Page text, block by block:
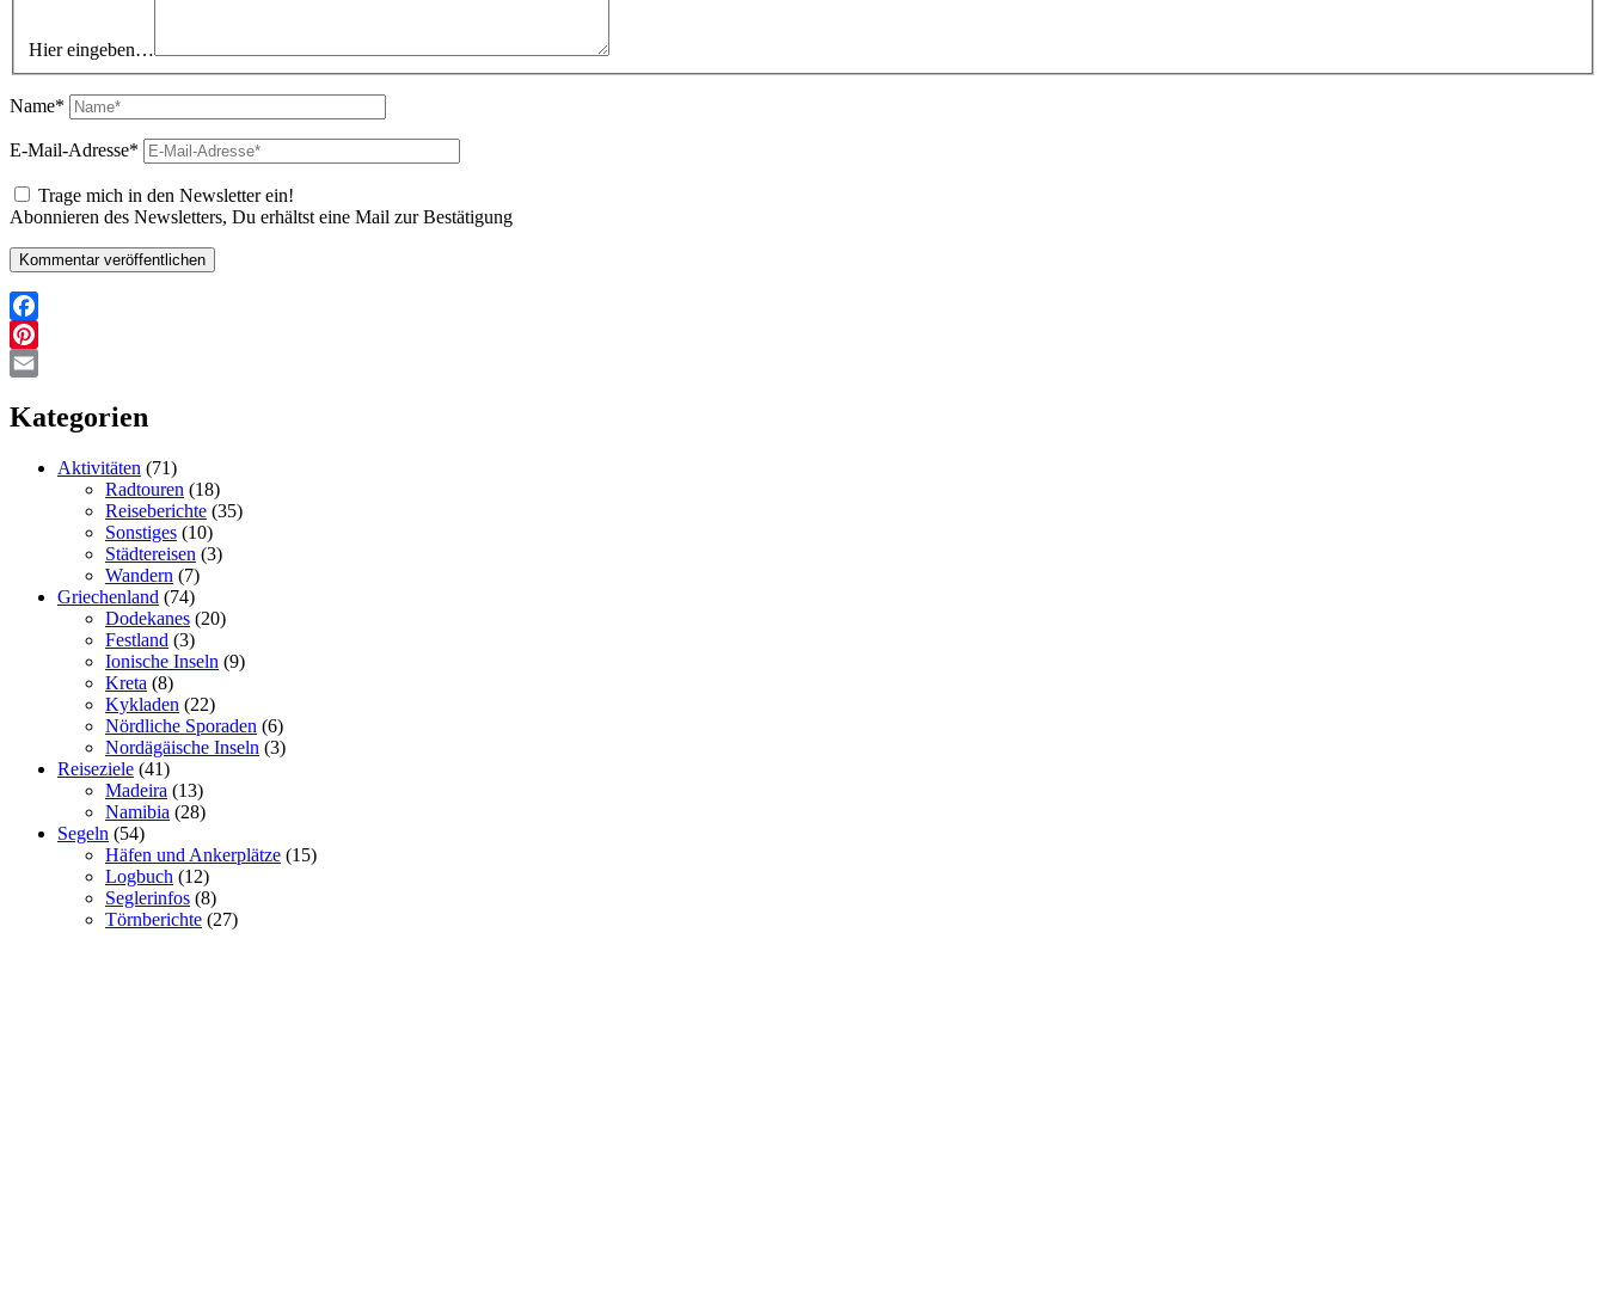
Hier eingeben…
Name*
E-Mail-Adresse*
Trage mich in den Newsletter ein!
Abonnieren des Newsletters, Du erhältst eine Mail zur Bestätigung
Facebook
Pinterest
Kategorien
Aktivitäten (71)
Radtouren (18)
Reiseberichte (35)
Sonstiges (10)
Städtereisen (3)
Wandern (7)
Griechenland (74)
Dodekanes (20)
Festland (3)
Ionische Inseln (9)
Kreta (8)
Kykladen (22)
Nördliche Sporaden (6)
Nordägäische Inseln (3)
Reiseziele (41)
Madeira (13)
Namibia (28)
Segeln (54)
Häfen und Ankerplätze (15)
Logbuch (12)
Seglerinfos (8)
Törnberichte (27)